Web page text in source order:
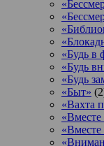
«Будь в
«Будь
«Будь
«Быт»
«Вахта
«Вместе